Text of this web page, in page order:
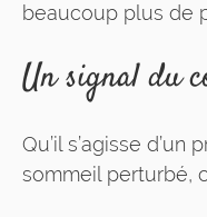
beaucoup plus de
Un signal du
Qu’il s’agisse
sommeil perturbé,